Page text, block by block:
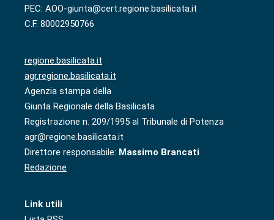
PEC: AOO-giunta@cert.regione.basilicata.it
C.F. 80002950766
regione.basilicata.it
agr.regione.basilicata.it
Agenzia stampa della
Giunta Regionale della Basilicata
Registrazione n. 209/1995 al Tribunale di Potenza
agr@regione.basilicata.it
Direttore responsabile: Massimo Brancati
Redazione
Link utili